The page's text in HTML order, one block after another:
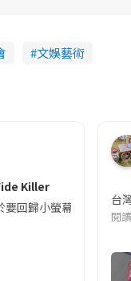
文娛藝術
Killer
要回歸小螢幕啦!這次的
台
閱